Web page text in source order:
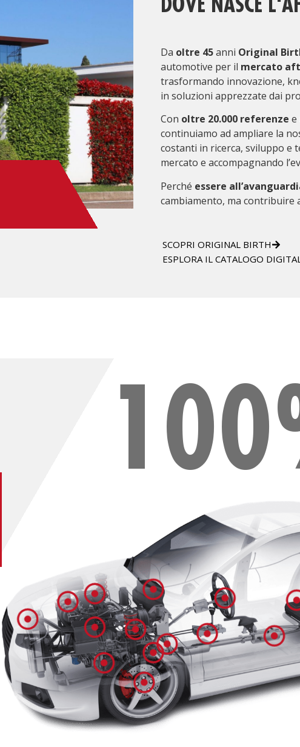
VISIONE
ESPANSIONE NEL MONDO
Da oltre 45anni Original
automotive per il mercato
trasformando innovazione,
in soluzioni apprezzate dai
Con oltre 20.000 referenze e
continuiamo ad ampliare la
costanti in ricerca, sviluppo e
mercato e accompagnando
Perché essere
cambiamento, ma contribuire
SCOPRI ORIGINAL BIRTH
ESPLORA IL CATALOGO
AMMORTIZZATORI E COMPONENTI